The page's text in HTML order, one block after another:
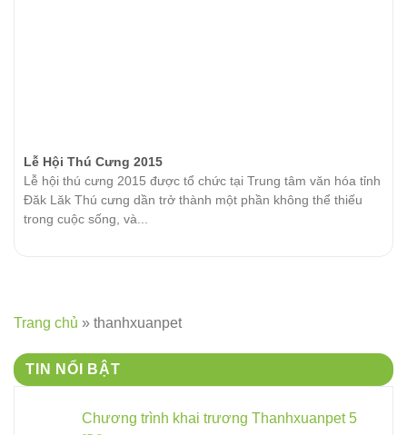
Trang chủ » thanhxuanpet
TIN NỔI BẬT
Chương trình khai trương Thanhxuanpet 5
Lễ Hội Thú Cưng 2015
Lễ hội thú cưng 2015 được tổ chức tại Trung tâm văn hóa tỉnh
Đăk Lăk Thú cưng dần trở thành một phần không thể thiếu
trong cuộc sống, và...